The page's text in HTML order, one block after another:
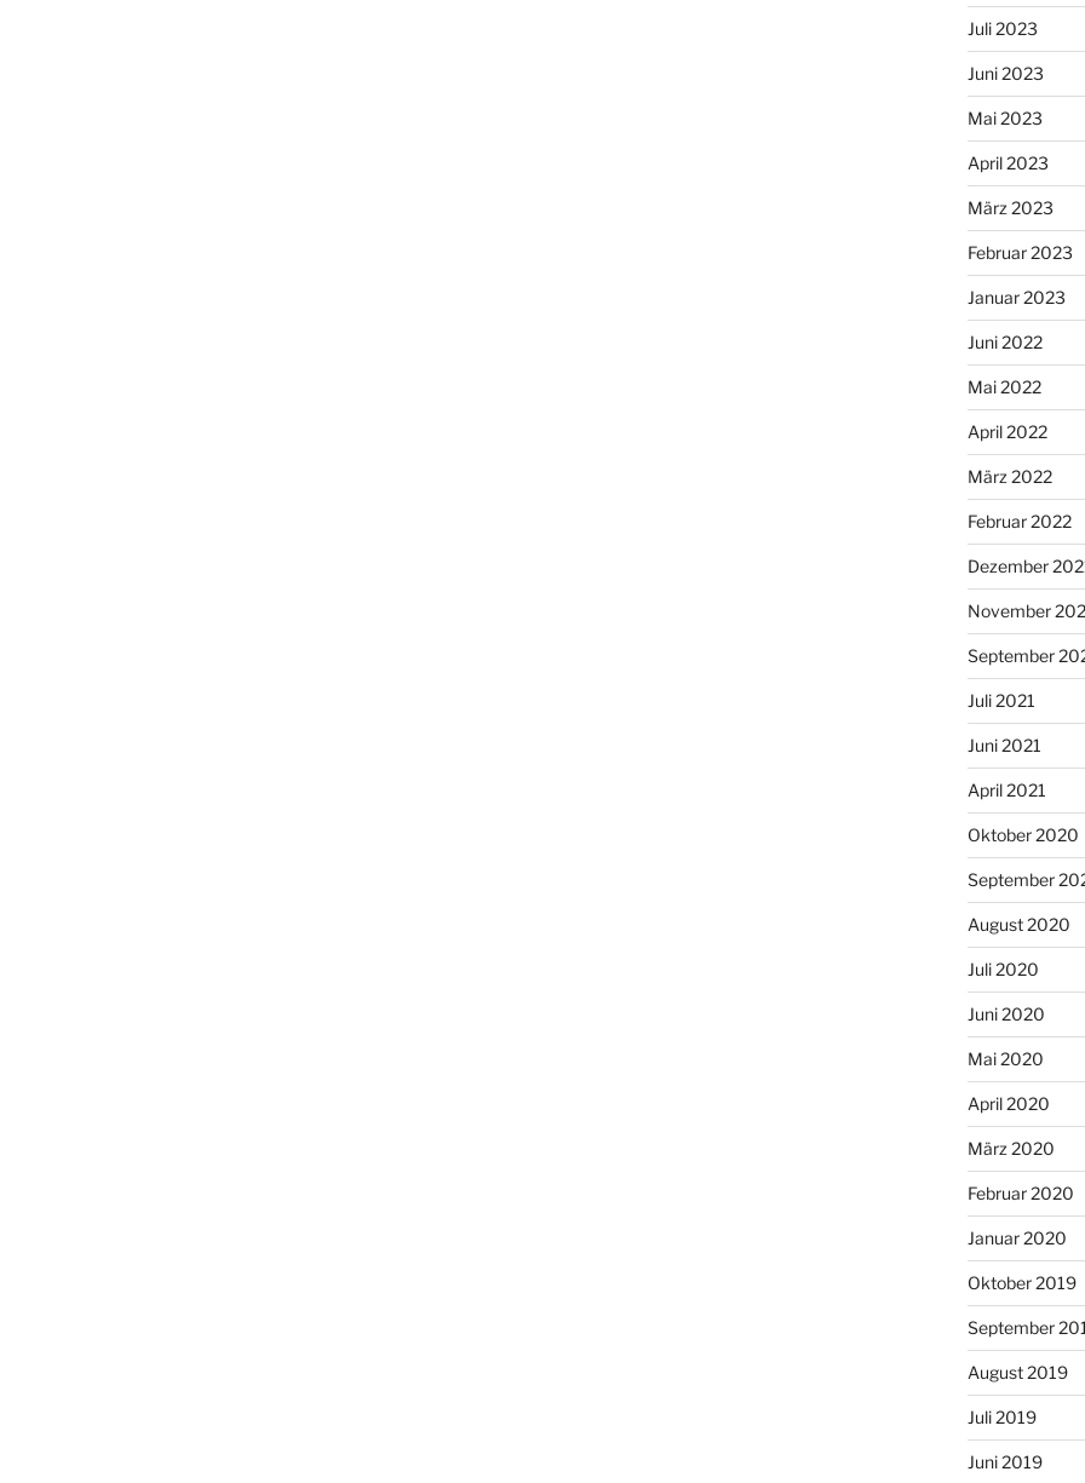
Juli 2023
Juni 2023
Mai 2023
April 2023
März 2023
Februar 2023
Januar 2023
Juni 2022
Mai 2022
April 2022
März 2022
Februar 2022
Dezember
November
September
Juli 2021
Juni 2021
April 2021
Oktober 2020
September
August 2020
Juli 2020
Juni 2020
Mai 2020
April 2020
März 2020
Februar 2020
Januar 2020
Oktober 2019
September
August 2019
Juli 2019
Juni 2019